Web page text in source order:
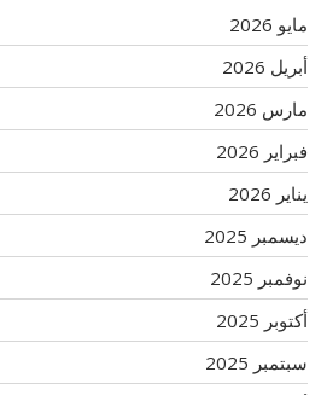
مايو 2026
أبريل 2026
مارس 2026
فبراير 2026
يناير 2026
ديسمبر 2025
نوفمبر 2025
أكتوبر 2025
سبتمبر 2025